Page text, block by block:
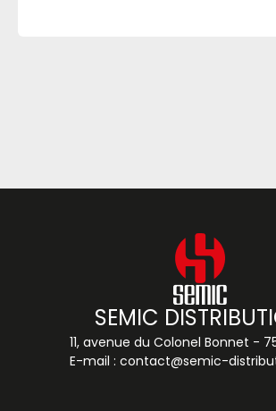
SEMIC
11, avenue du Colonel Bonnet -
E-mail : contact@semic-